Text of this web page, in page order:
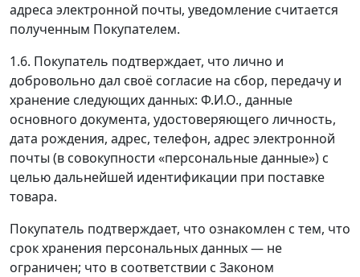
адреса электронной почты, уведомление считается
полученным Покупателем.
1.6. Покупатель подтверждает, что лично и
добровольно дал своё согласие на сбор, передачу и
хранение следующих данных: Ф.И.О., данные
основного документа, удостоверяющего личность,
дата рождения, адрес, телефон, адрес электронной
почты (в совокупности «персональные данные») с
целью дальнейшей идентификации при поставке
товара.
Покупатель подтверждает, что ознакомлен с тем, что
срок хранения персональных данных — не
ограничен; что в соответствии с Законом